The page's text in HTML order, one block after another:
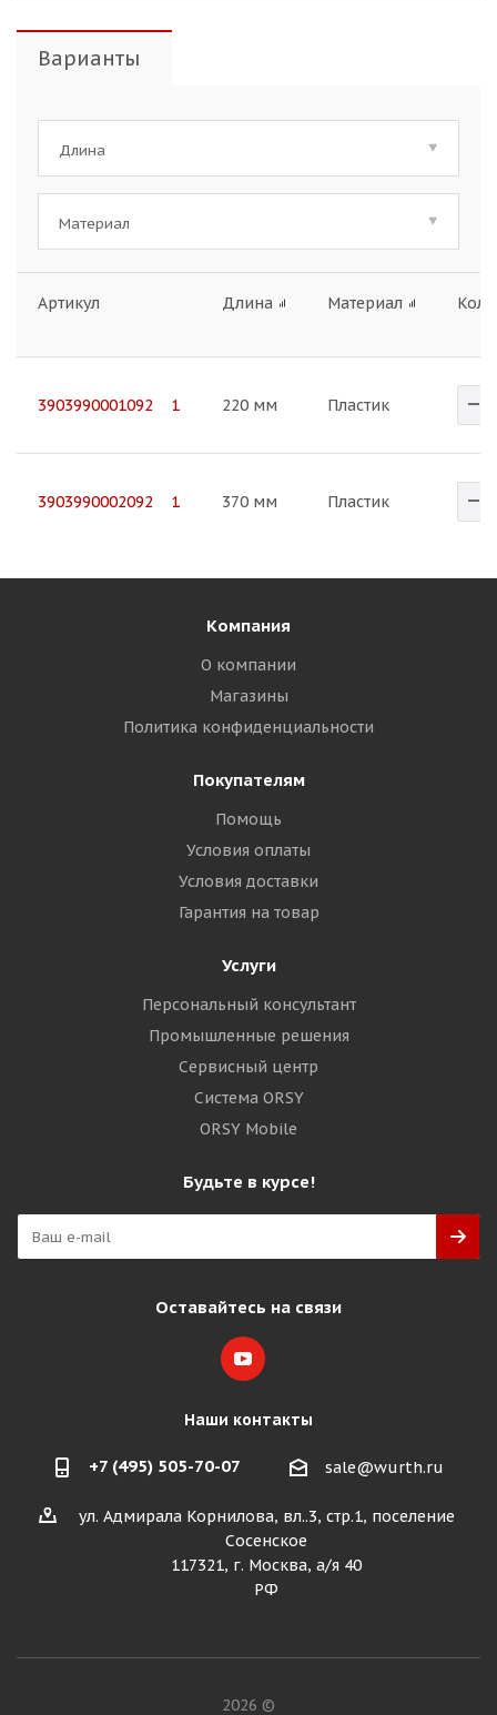
Варианты
Длина
Материал
Артикул Длина Материал
3903990001092 1 220 мм Пластик
3903990002092 1 370 мм Пластик
Компания
О компании
Магазины
Политика конфиденциальности
Покупателям
Помощь
Условия оплаты
Условия доставки
Гарантия на товар
Услуги
Персональный консультант
Промышленные решения
Сервисный центр
Система ORSY
ORSY Mobile
Будьте в курсе!
Оставайтесь на связи
Наши контакты
+7 (495) 505-70-07 sale@wurth.ru
ул. Адмирала Корнилова, вл..3, стр.1, поселение
Сосенское
117321, г. Москва, а/я 40
РФ
2026 ©